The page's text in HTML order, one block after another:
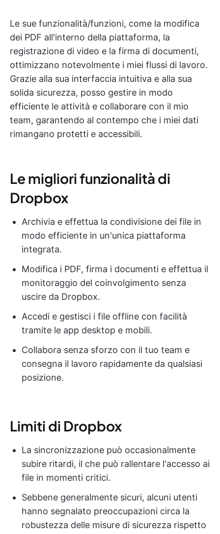
Le sue funzionalità/funzioni, come la modifica
dei PDF all'interno della piattaforma, la
registrazione di video e la firma di documenti,
ottimizzano notevolmente i miei flussi di lavoro.
Grazie alla sua interfaccia intuitiva e alla sua
solida sicurezza, posso gestire in modo
efficiente le attività e collaborare con il mio
team, garantendo al contempo che i miei dati
rimangano protetti e accessibili.
Le migliori funzionalità di
Dropbox
Archivia e effettua la condivisione dei file in
modo efficiente in un'unica piattaforma
integrata.
Modifica i PDF, firma i documenti e effettua il
monitoraggio del coinvolgimento senza
uscire da Dropbox.
Accedi e gestisci i file offline con facilità
tramite le app desktop e mobili.
Collabora senza sforzo con il tuo team e
consegna il lavoro rapidamente da qualsiasi
posizione.
Limiti di Dropbox
La sincronizzazione può occasionalmente
subire ritardi, il che può rallentare l'accesso ai
file in momenti critici.
Sebbene generalmente sicuri, alcuni utenti
hanno segnalato preoccupazioni circa la
robustezza delle misure di sicurezza rispetto